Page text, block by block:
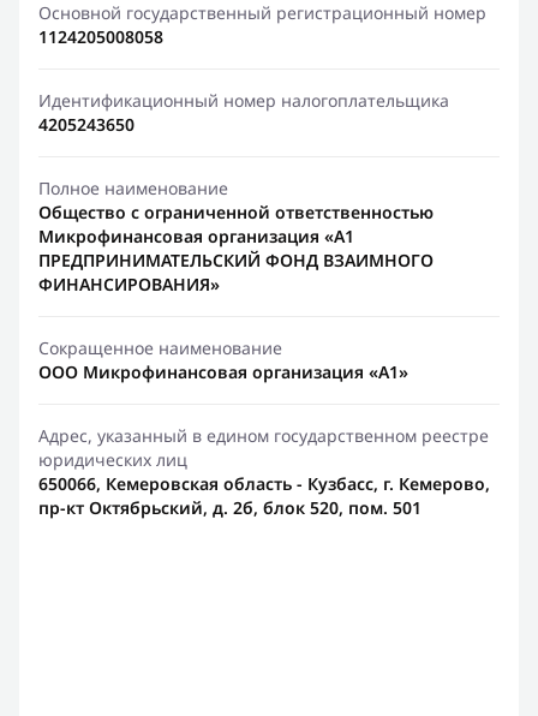
Основной государственный регистрационный номер
1124205008058
Идентификационный номер налогоплательщика
4205243650
Полное наименование
Общество с ограниченной ответственностью
Микрофинансовая организация «А1
ПРЕДПРИНИМАТЕЛЬСКИЙ ФОНД ВЗАИМНОГО
ФИНАНСИРОВАНИЯ»
Сокращенное наименование
ООО Микрофинансовая организация «А1»
Адрес, указанный в едином государственном реестре
юридических лиц
650066, Кемеровская область - Кузбасс, г. Кемерово,
пр-кт Октябрьский, д. 2б, блок 520, пом. 501